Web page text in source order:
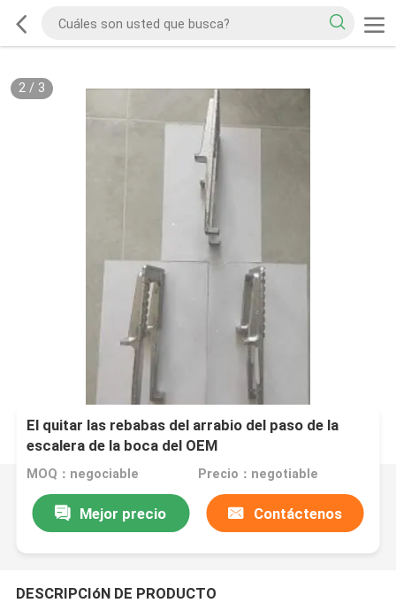
2/ 3
El quitar las rebabas del arrabio del paso de la
escalera de la boca del OEM
MOQ：negociable Precio：negotiable
Mejor precio Contáctenos
DESCRIPCIóN DE PRODUCTO